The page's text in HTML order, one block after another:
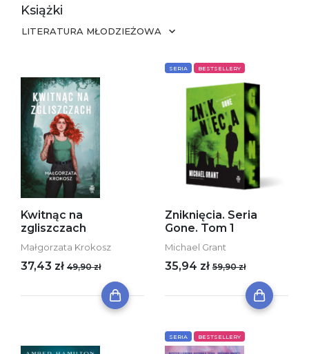
Książki
LITERATURA MŁODZIEŻOWA
Kwitnąc na
zgliszczach
Małgorzata Krokosz
37,43 zł 49,90 zł
SERIA BESTSELLERY
Zniknięcia. Seria
Gone. Tom 1
Michael Grant
35,94 zł 59,90 zł
SERIA BESTSELLERY